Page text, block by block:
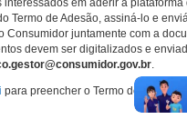
interessados em aderir à plataforma
Termo de Adesão, assiná-lo e
Consumidor juntamente com a
devem ser digitalizados e
.
para preencher o Termo de Adesão.